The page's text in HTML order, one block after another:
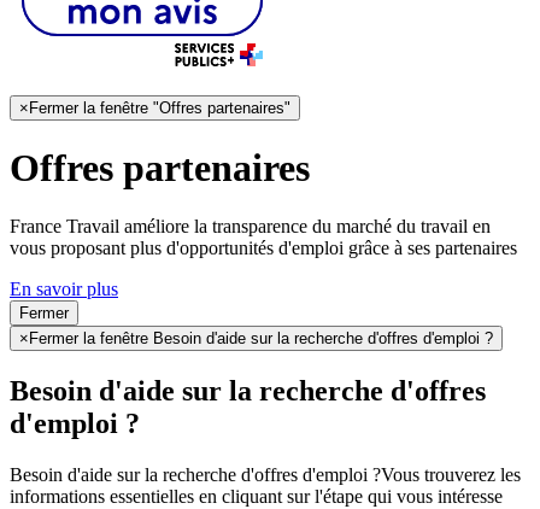
×Fermer la fenêtre "Offres partenaires"
Offres partenaires
France Travail améliore la transparence du marché du travail en
vous proposant plus d'opportunités d'emploi grâce à ses partenaires
En savoir plus
Fermer
× Fermer la fenêtre Besoin d'aide sur la recherche d'offres d'emploi ?
Besoin d'aide sur la recherche d'offres
d'emploi ?
Besoin d'aide sur la recherche d'offres d'emploi ?Vous trouverez les
informations essentielles en cliquant sur l'étape qui vous intéresse